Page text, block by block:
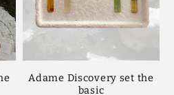
Adame Discovery set the
basic